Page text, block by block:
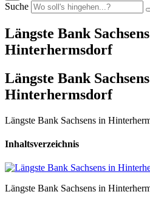
Suche
Längste Bank
Hinterhermsdorf
Längste Bank
Hinterhermsdorf
Längste Bank Sachsens in
Inhaltsverzeichnis
Längste Bank Sachsens in